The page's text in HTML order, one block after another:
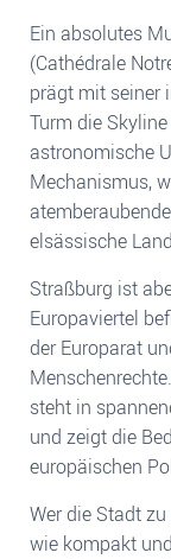
Ein absolutes
(Cathédrale
prägt mit seiner
Turm die
astronomische
Mechanismus,
elsässische
Straßburg ist
Europaviertel
der Europarat
steht in
und zeigt die
europäischen
Wer die Stadt
wie kompakt